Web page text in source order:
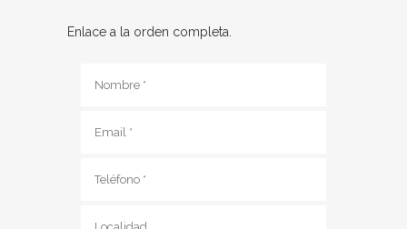
Enlace a la orden completa.